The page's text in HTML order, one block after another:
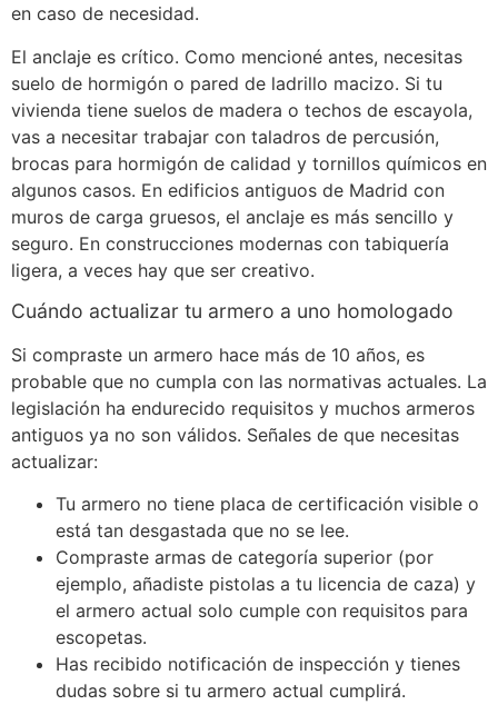
en caso de necesidad.
El anclaje es crítico. Como mencioné antes, necesitas
suelo de hormigón o pared de ladrillo macizo. Si tu
vivienda tiene suelos de madera o techos de escayola,
vas a necesitar trabajar con taladros de percusión,
brocas para hormigón de calidad y tornillos químicos en
algunos casos. En edificios antiguos de Madrid con
muros de carga gruesos, el anclaje es más sencillo y
seguro. En construcciones modernas con tabiquería
ligera, a veces hay que ser creativo.
Cuándo actualizar tu armero a uno homologado
Si compraste un armero hace más de 10 años, es
probable que no cumpla con las normativas actuales. La
legislación ha endurecido requisitos y muchos armeros
antiguos ya no son válidos. Señales de que necesitas
actualizar:
Tu armero no tiene placa de certificación visible o
está tan desgastada que no se lee.
Compraste armas de categoría superior (por
ejemplo, añadiste pistolas a tu licencia de caza) y
el armero actual solo cumple con requisitos para
escopetas.
Has recibido notificación de inspección y tienes
dudas sobre si tu armero actual cumplirá.